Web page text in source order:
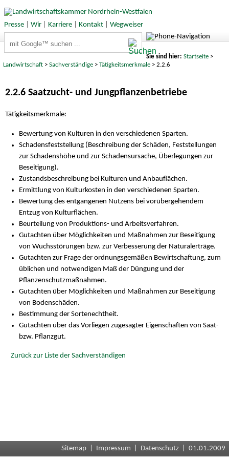
Presse| Wir| Karriere| Kontakt| Wegweiser
Sie sind hier: Startseite>
Landwirtschaft >Sachverständige >Tätigkeitsmerkmale > 2.2.6
2.2.6 Saatzucht- und Jungpflanzenbetriebe
Tätigkeitsmerkmale:
Bewertung von Kulturen in den verschiedenen Sparten.
Schadensfeststellung (Beschreibung der Schäden, Feststellungen
zur Schadenshöhe und zur Schadensursache, Überlegungen zur
Beseitigung).
Zustandsbeschreibung bei Kulturen und Anbauflächen.
Ermittlung von Kulturkosten in den verschiedenen Sparten.
Bewertung des entgangenen Nutzens bei vorübergehendem
Entzug von Kulturflächen.
Beurteilung von Produktions- und Arbeitsverfahren.
Gutachten über Möglichkeiten und Maßnahmen zur Beseitigung
von Wuchsstörungen bzw. zur Verbesserung der Naturalerträge.
Gutachten zur Frage der ordnungsgemäßen Bewirtschaftung, zum
üblichen und notwendigen Maß der Düngung und der
Pflanzenschutzmaßnahmen.
Gutachten über Möglichkeiten und Maßnahmen zur Beseitigung
von Bodenschäden.
Bestimmung der Sortenechtheit.
Gutachten über das Vorliegen zugesagter Eigenschaften von Saat-
bzw. Pflanzgut.
Zurück zur Liste der Sachverständigen
Sitemap Impressum Datenschutz | 01.01.2009